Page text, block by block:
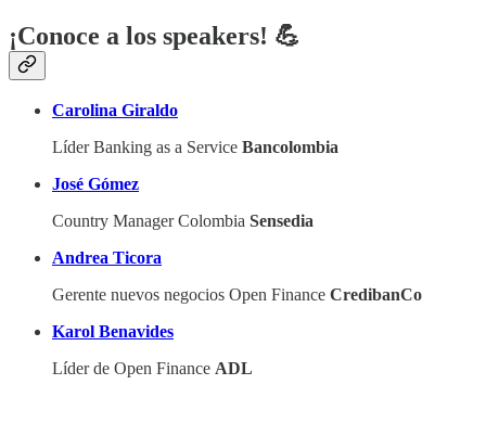
¡Conoce a los speakers! 💪
Carolina Giraldo
Líder Banking as a Service Bancolombia
José Gómez
Country Manager Colombia Sensedia
Andrea Ticora
Gerente nuevos negocios Open Finance CredibanCo
Karol Benavides
Líder de Open Finance ADL